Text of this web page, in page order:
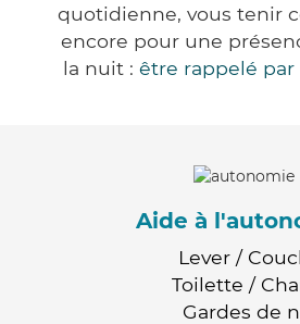
quotidienne, vous tenir
encore pour une
la nuit : être rappelé
Aide à
Lever /
Toilette /
Gardes de